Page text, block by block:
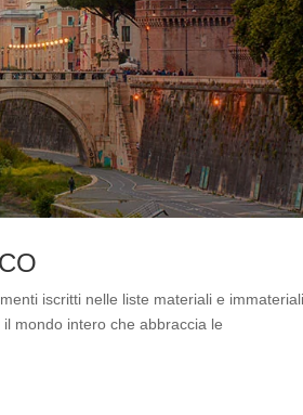
iscritti nelle liste materiali e
il mondo intero che abbraccia le